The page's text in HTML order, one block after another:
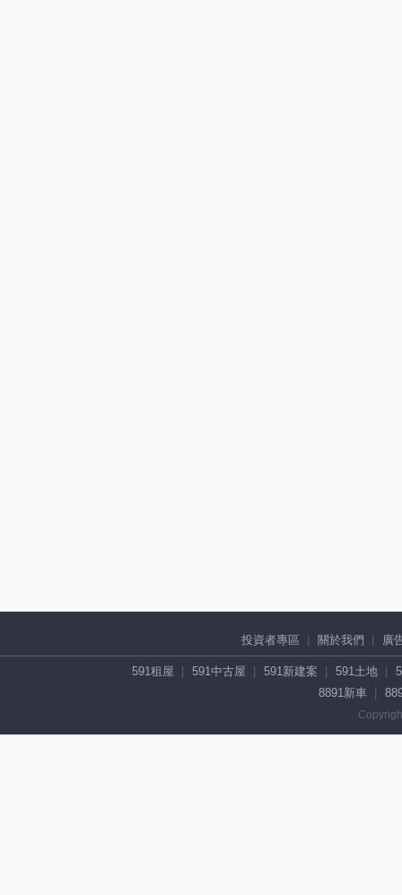
投資者專區 關於我們 廣
591租屋 591中古屋 591新建案 591土地
8891新車